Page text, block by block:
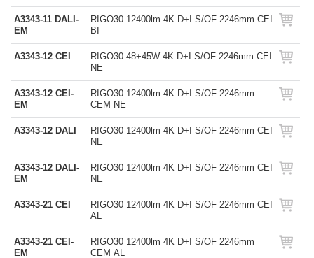
A3343-11 DALI-
EM
RIGO30 12400lm 4K D+I S/OF 2246mm CEI
BI
A3343-12 CEI
RIGO30 48+45W 4K D+I S/OF 2246mm CEI
NE
A3343-12 CEI-
EM
RIGO30 12400lm 4K D+I S/OF 2246mm
CEM NE
A3343-12 DALI
RIGO30 12400lm 4K D+I S/OF 2246mm CEI
NE
A3343-12 DALI-
EM
RIGO30 12400lm 4K D+I S/OF 2246mm CEI
NE
A3343-21 CEI
RIGO30 12400lm 4K D+I S/OF 2246mm CEI
AL
A3343-21 CEI-
EM
RIGO30 12400lm 4K D+I S/OF 2246mm
CEM AL